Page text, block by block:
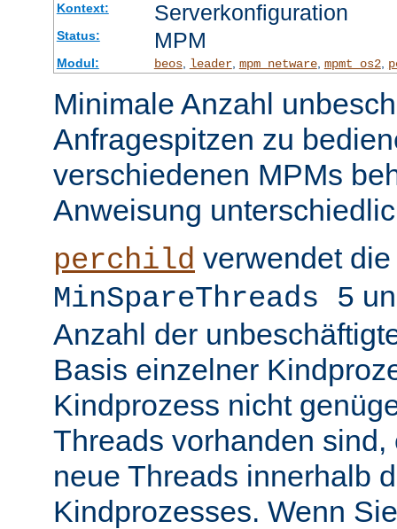
Kontext: Serverkonfiguration
Status: MPM
Modul: beos, leader, mpm_netware, mpmt_os2,
Minimale Anzahl
Anfragespitzen zu
verschiedenen MPMs
Anweisung
perchild verwendet
MinSpareThreads 5
Anzahl der
Basis einzelner
Kindprozess nicht
Threads vorhanden
neue Threads innerhalb
Kindprozesses. Wenn